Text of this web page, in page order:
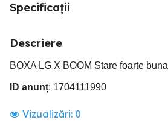
Specificații
Descriere
BOXA LG X BOOM Stare foarte buna
ID anunț: 1704111990
Vizualizări: 0